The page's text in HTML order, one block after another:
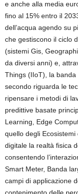
e anche alla media
fino al 15% entro il
dell’acqua agendo su
che gestiscono il ciclo
(sistemi Gis,
da diversi anni) e,
Things (IIoT), la
secondo riguarda le
ripensare i metodi di
predittive basate
Learning, Edge
quello degli
digitale la realtà fisica
consentendo
Smart Meter, Banda
campi di applicazione